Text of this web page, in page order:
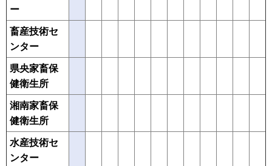
ー
畜産技術セ
ンター
県央家畜保
健衛生所
湘南家畜保
健衛生所
水産技術セ
ンター